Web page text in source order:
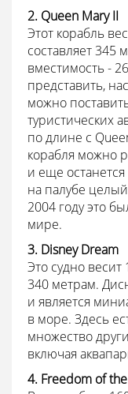
2. Queen Mary II
Этот корабль
составляет 345
вместимость -
представить,
можно
туристических
по длине с
корабля можно
и еще останется
на палубе
2004 году это
мире.
3. Disney Dream
Это судно
340 метрам.
и является
в море. Здесь
множество
включая
4. Freedom of